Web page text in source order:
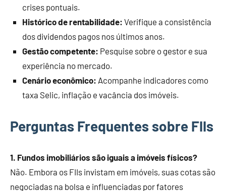
crises pontuais.
Histórico de rentabilidade: Verifique a consistência
dos dividendos pagos nos últimos anos.
Gestão competente: Pesquise sobre o gestor e sua
experiência no mercado.
Cenário econômico: Acompanhe indicadores como
taxa Selic, inflação e vacância dos imóveis.
Perguntas Frequentes sobre FIIs
1. Fundos imobiliários são iguais a imóveis físicos?
Não. Embora os FIIs invistam em imóveis, suas cotas são
negociadas na bolsa e influenciadas por fatores